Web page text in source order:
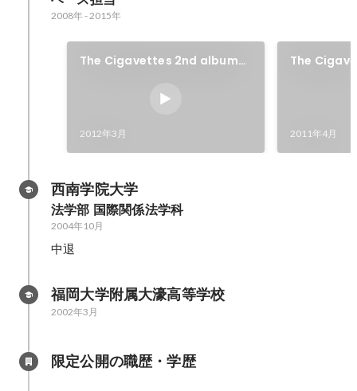
2008年-2015年
The Cigavettes 2nd album
2012年3月
The
2011年4月
西南学院大学
法学部 国際関係法学科
2004年10月
中退
福岡大学附属大濠高等学校
2002年3月
限定公開の職歴・学歴